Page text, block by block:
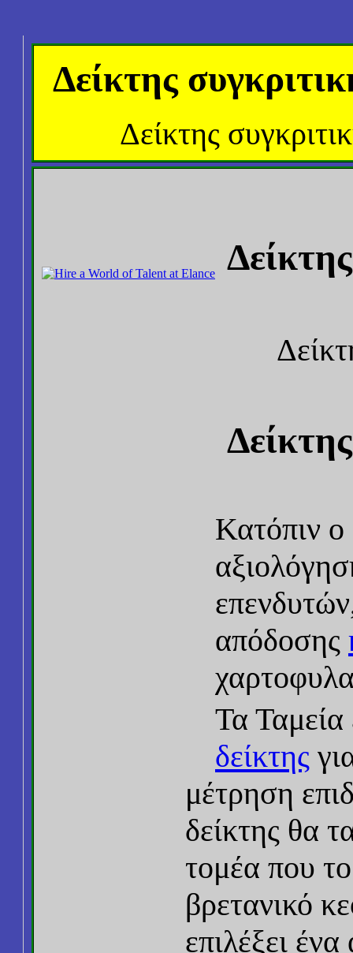
Δείκτης
Δείκτης
Κατόπιν ο
απόδοσης
Τα Ταμεία
δείκτης
μέτρηση
δείκτης θα
τομέα που
βρετανικό
επιλέξει